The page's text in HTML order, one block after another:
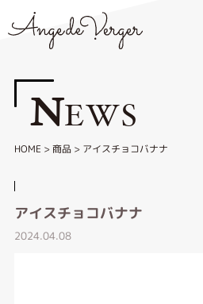
NEWS
HOME >商品> アイスチョコバナナ
アイスチョコバナナ
2024.04.08